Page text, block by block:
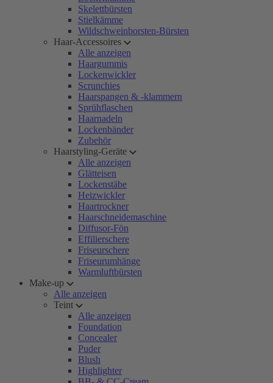
Skelettbürsten
Stielkämme
Wildschweinborsten-Bürsten
Haar-Accessoires
Alle anzeigen
Haargummis
Lockenwickler
Scrunchies
Haarspangen & -klammern
Sprühflaschen
Haarnadeln
Lockenbänder
Zubehör
Haarstyling-Geräte
Alle anzeigen
Glätteisen
Lockenstäbe
Heizwickler
Haartrockner
Haarschneidemaschine
Diffusor-Fön
Effilierschere
Friseurschere
Friseurumhänge
Warmluftbürsten
Make-up
Alle anzeigen
Teint
Alle anzeigen
Foundation
Concealer
Puder
Blush
Highlighter